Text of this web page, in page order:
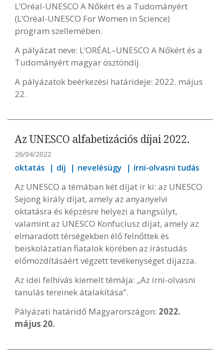
L’Oréal-UNESCO A Nőkért és a Tudományért
(L’Oréal-UNESCO For Women in Science)
program szellemében.
A pályázat neve: L’ORÉAL–UNESCO A Nőkért és a
Tudományért magyar ösztöndíj
A pályázatok beérkezési határideje: 2022. május
22.
Az UNESCO alfabetizációs díjai 2022.
26/04/2022
oktatás díj nevelésügy írni-olvasni tudás
Az UNESCO a témában két díjat ír ki: az UNESCO
Sejong király díjat, amely az anyanyelvi
oktatásra és képzésre helyezi a hangsúlyt,
valamint az UNESCO Konfuciusz díjat, amely az
elmaradott térségekben élő felnőttek és
beiskolázatlan fiatalok körében az írástudás
előmozdításáért végzett tevékenységet díjazza.
Az idei felhívás kiemelt témája: „Az írni-olvasni
tanulás tereinek átalakítása”.
Pályázati határidő Magyarországon: 2022.
május 20.